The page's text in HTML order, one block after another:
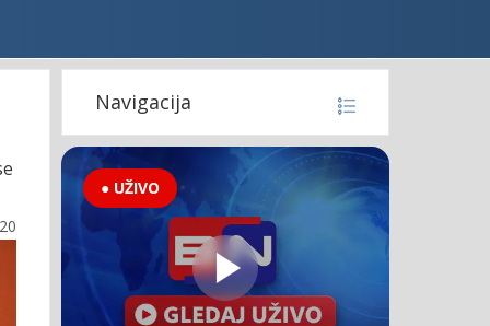
Navigacija
● UŽIVO